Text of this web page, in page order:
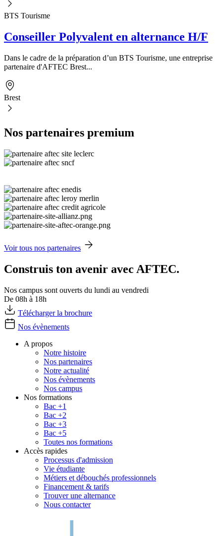
BTS Tourisme
Conseiller Polyvalent en alternance H/F
Dans le cadre de la préparation d’un BTS Tourisme, une entreprise
partenaire d'AFTEC Brest...
Brest
Nos partenaires premium
Voir tous nos partenaires
Construis ton avenir avec AFTEC.
Nos campus sont ouverts du lundi au vendredi
De 08h à 18h
Télécharger la brochure
Nos évènements
A propos
Notre histoire
Nos partenaires
Notre actualité
Nos évènements
Nos campus
Nos formations
Bac +1
Bac +2
Bac +3
Bac +5
Toutes nos formations
Accès rapides
Processus d'admission
Vie étudiante
Métiers et débouchés professionnels
Financement & tarifs
Trouver une alternance
Nous contacter